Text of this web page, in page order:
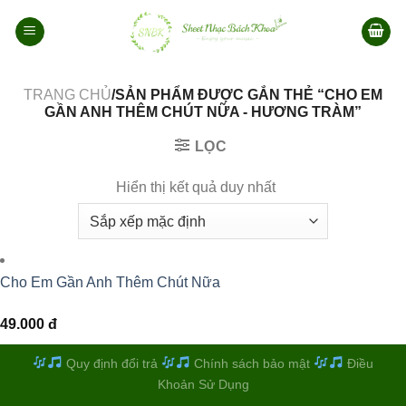
qua
TRANG CHỦ/SẢN PHẨM ĐƯỢC GẮN THẺ “CHO EM
GẦN ANH THÊM CHÚT NỮA - HƯƠNG TRÀM”
LỌC
Hiển thị kết quả duy nhất
Cho Em Gần Anh Thêm Chút Nữa
49.000 đ
Quy định đổi trả Chính sách bảo mật
Điều
Khoản Sử Dụng